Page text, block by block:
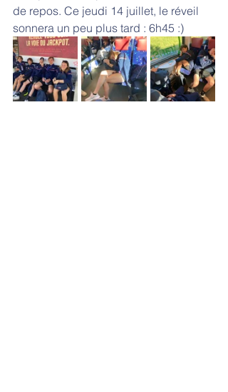
de repos. Ce jeudi 14 juillet, le réveil
sonnera un peu plus tard : 6h45 :)